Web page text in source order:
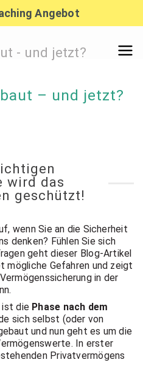
Angebot
–
– und jetzt?
wird das
geschützt!
wenn Sie an die Sicherheit
denken? Fühlen Sie sich
geht dieser Blog-Artikel
mögliche Gefahren und zeigt
in der
ist die Phase nach dem
sich selbst (oder von
und nun geht es um die
In erster
Privatvermögens